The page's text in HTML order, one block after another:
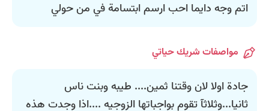
اتم وجه دايما احب ارسم ابتسامة في من حولي
مواصفات شريك حياتي
جادة اولا لان وقتنا ثمين.... طيبه وبنت ناس
ثانيا...وثلاثآ تقوم بواجباتها الزوجيه ....اذا وجدت هذه